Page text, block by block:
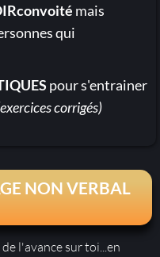
mais
qui
pour s'entrainer
corrigés)
NON VERBAL
l'avance sur toi...en